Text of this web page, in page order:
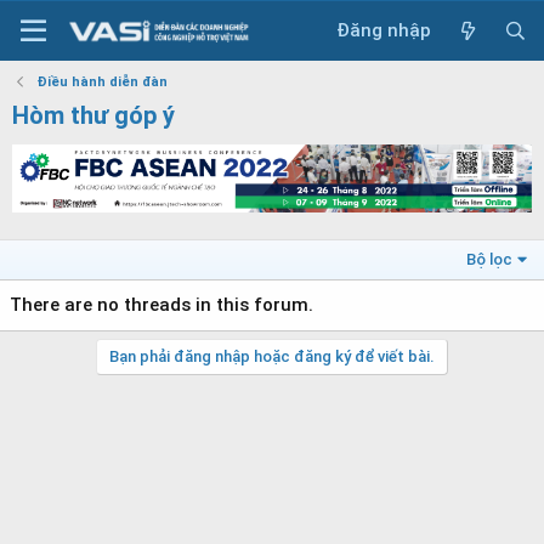
Đăng nhập
Điều hành diễn đàn
Hòm thư góp ý
Bộ lọc
There are no threads in this forum.
Bạn phải đăng nhập hoặc đăng ký để viết bài.